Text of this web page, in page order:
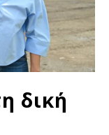
δική